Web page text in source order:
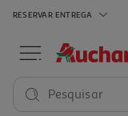
RESERVAR ENTREGA
Pesquisar